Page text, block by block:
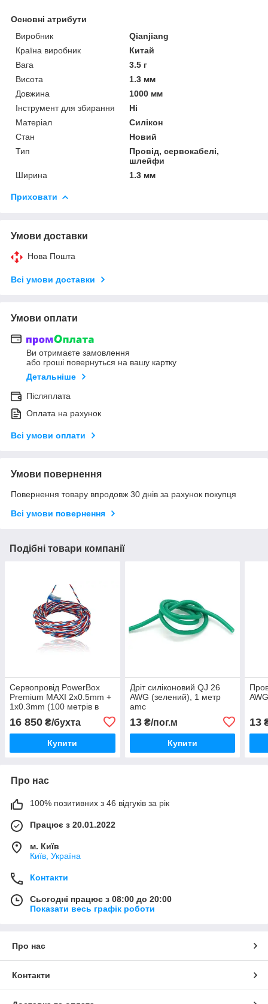
Основні атрибути
Виробник
Qianjiang
Країна виробник
Китай
Вага
3.5 г
Висота
1.3 мм
Довжина
1000 мм
Інструмент для збирання
Ні
Матеріал
Силікон
Стан
Новий
Тип
Провід, сервокабелі,
шлейфи
Ширина
1.3 мм
Приховати
Умови доставки
Нова Пошта
Всі умови доставки
Умови оплати
Ви отримаєте замовлення
або гроші повернуться на вашу картку
Детальніше
Післяплата
Оплата на рахунок
Всі умови оплати
Умови повернення
Повернення товару впродовж 30 днів за рахунок покупця
Всі умови повернення
Подібні товари компанії
Сервопровід PowerBox
Premium MAXI 2x0.5mm +
1x0.3mm (100 метрів в
16 850 ₴/бухта
Купити
Дріт силіконовий QJ 26
AWG (зелений), 1 метр
amc
13₴/пог.м
Купити
13
Про нас
100% позитивних з 46 відгуків за рік
Працює з 20.01.2022
м. Київ
Київ, Україна
Контакти
Сьогодні працює з 08:00 до 20:00
Показати весь графік роботи
Про нас
Контакти